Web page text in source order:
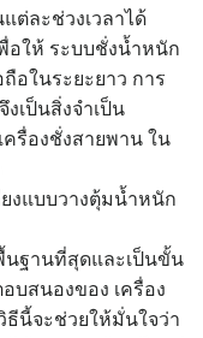
ต่ละช่วงเวลาได้
อให้ ระบบชั่งน้ำหนัก
อในระยะยาว การ
งเป็นสิ่งจำเป็น
รื่องชั่งสายพาน ใน
ยงแบบวางตุ้มน้ำหนัก
นฐานที่สุดและเป็นขั้น
บสนองของ เครื่อง
ธีนี้จะช่วยให้มั่นใจว่า